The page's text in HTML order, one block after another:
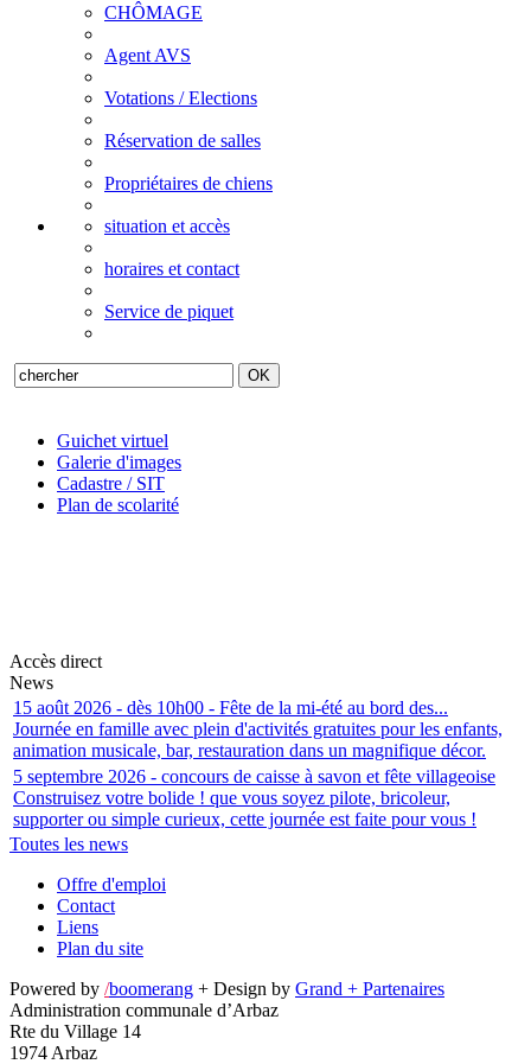
CHÔMAGE
Agent AVS
Votations / Elections
Réservation de salles
Propriétaires de chiens
situation et accès
horaires et contact
Service de piquet
Guichet virtuel
Galerie d'images
Cadastre / SIT
Plan de scolarité
Accès direct
News
15 août 2026 - dès 10h00 - Fête de la mi-été au bord des...
Journée en famille avec plein d'activités gratuites pour les enfants,
animation musicale, bar, restauration dans un magnifique décor.
5 septembre 2026 - concours de caisse à savon et fête villageoise
Construisez votre bolide ! que vous soyez pilote, bricoleur,
supporter ou simple curieux, cette journée est faite pour vous !
Toutes les news
Offre d'emploi
Contact
Liens
Plan du site
Powered by /boomerang + Design by Grand + Partenaires
Administration communale d’Arbaz
Rte du Village 14
1974 Arbaz